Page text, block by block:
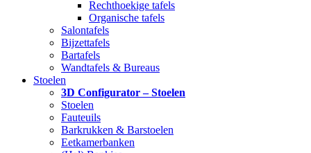
Rechthoekige tafels
Organische tafels
Salontafels
Bijzettafels
Bartafels
Wandtafels & Bureaus
Stoelen
3D Configurator – Stoelen
Stoelen
Fauteuils
Barkrukken & Barstoelen
Eetkamerbanken